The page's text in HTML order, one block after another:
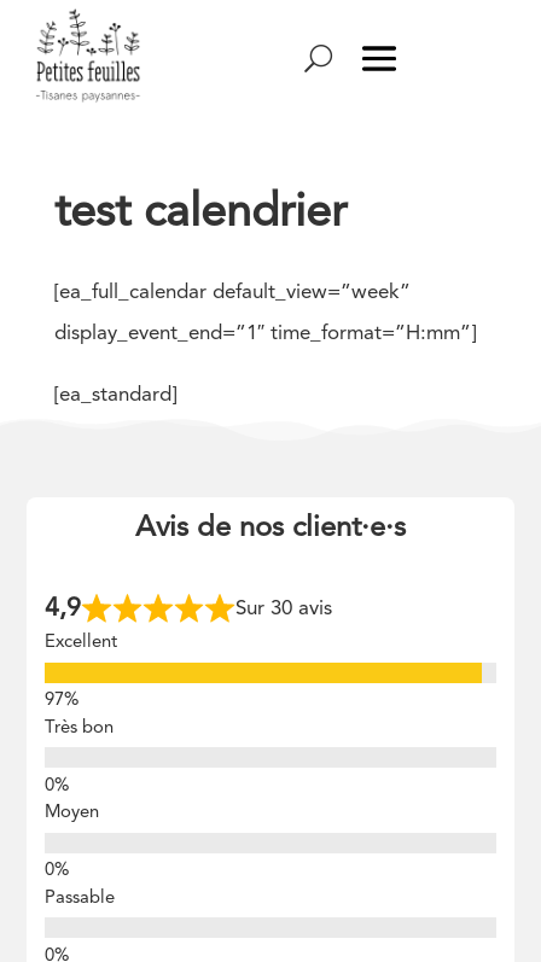
test calendrier
[ea_full_calendar default_view=”week”
display_event_end=”1″ time_format=”H:mm”]
[ea_standard]
Avis de nos client·e·s
4,9 Sur 30 avis
Excellent
Très bon
Moyen
Passable